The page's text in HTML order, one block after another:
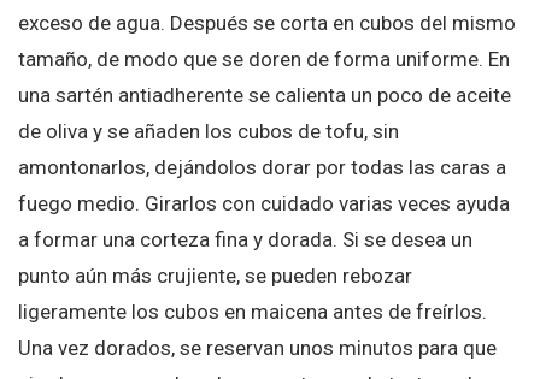
exceso de agua. Después se corta en cubos del mismo
tamaño, de modo que se doren de forma uniforme. En
una sartén antiadherente se calienta un poco de aceite
de oliva y se añaden los cubos de tofu, sin
amontonarlos, dejándolos dorar por todas las caras a
fuego medio. Girarlos con cuidado varias veces ayuda
a formar una corteza fina y dorada. Si se desea un
punto aún más crujiente, se pueden rebozar
ligeramente los cubos en maicena antes de freírlos.
Una vez dorados, se reservan unos minutos para que